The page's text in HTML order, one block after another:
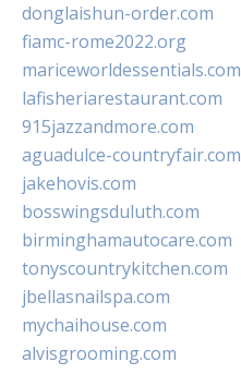
donglaishun-order.com
fiamc-rome2022.org
mariceworldessentials.com
lafisheriarestaurant.com
915jazzandmore.com
aguadulce-countryfair.com
jakehovis.com
bosswingsduluth.com
birminghamautocare.com
tonyscountrykitchen.com
jbellasnailspa.com
mychaihouse.com
alvisgrooming.com